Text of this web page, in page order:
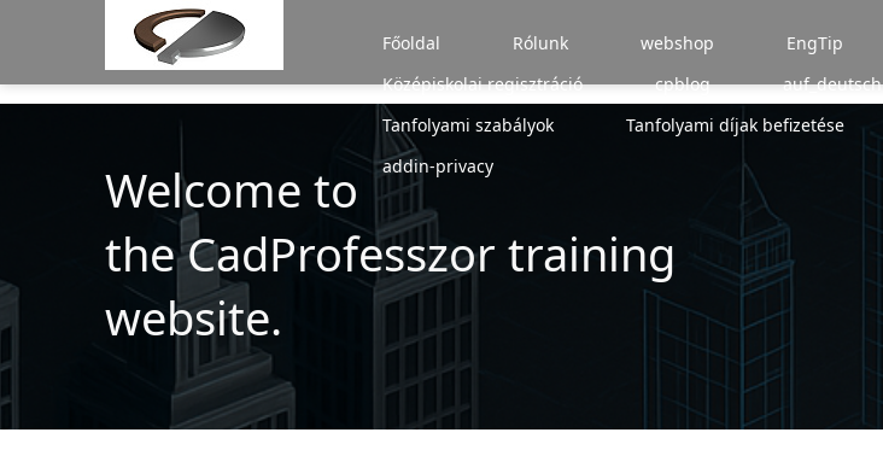
/* A MENÜHÖZ TARTOZÓ SCRIPT */
Főoldal Rólunk webshop EngTip
Középiskolai regisztráció
cpblog auf_deutsch
Tanfolyami szabályok
Tanfolyami díjak befizetése
addin-privacy
Welcome to
the CadProfesszor training
website.